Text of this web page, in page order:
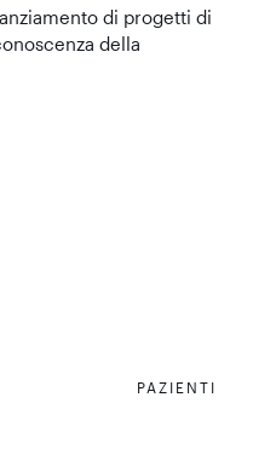
di progetti di
della
PAZIENTI